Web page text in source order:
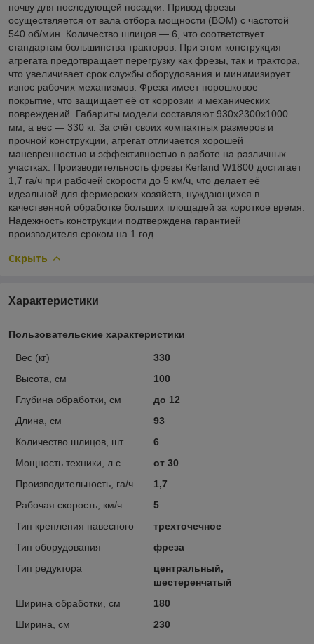
почву для последующей посадки. Привод фрезы
осуществляется от вала отбора мощности (ВОМ) с частотой
540 об/мин. Количество шлицов — 6, что соответствует
стандартам большинства тракторов. При этом конструкция
агрегата предотвращает перегрузку как фрезы, так и трактора,
что увеличивает срок службы оборудования и минимизирует
износ рабочих механизмов. Фреза имеет порошковое
покрытие, что защищает её от коррозии и механических
повреждений. Габариты модели составляют 930х2300х1000
мм, а вес — 330 кг. За счёт своих компактных размеров и
прочной конструкции, агрегат отличается хорошей
маневренностью и эффективностью в работе на различных
участках. Производительность фрезы Kerland W1800 достигает
1,7 га/ч при рабочей скорости до 5 км/ч, что делает её
идеальной для фермерских хозяйств, нуждающихся в
качественной обработке больших площадей за короткое время.
Надежность конструкции подтверждена гарантией
производителя сроком на 1 год.
Скрыть
Характеристики
Пользовательские характеристики
Вес (кг)
330
Высота, см
100
Глубина обработки, см
до 12
Длина, см
93
Количество шлицов, шт
6
Мощность техники, л.с.
от 30
Производительность, га/ч
1,7
Рабочая скорость, км/ч
5
Тип крепления навесного
трехточечное
Тип оборудования
фреза
Тип редуктора
центральный,
шестеренчатый
Ширина обработки, см
180
Ширина, см
230